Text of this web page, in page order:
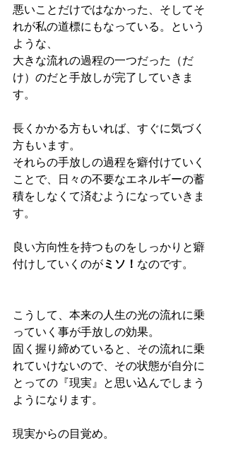
悪いことだけではなかった、そしてそ
れが私の道標にもなっている。という
ような、
大きな流れの過程の一つだった（だ
け）のだと手放しが完了していきま
す。
長くかかる方もいれば、すぐに気づく
方もいます。
それらの手放しの過程を癖付けていく
ことで、日々の不要なエネルギーの蓄
積をしなくて済むようになっていきま
す。
良い方向性を持つものをしっかりと癖
付けしていくのがミソ！ なのです。
こうして、本来の人生の光の流れに乗
っていく事が手放しの効果。
固く握り締めていると、その流れに乗
れていけないので、その状態が自分に
とっての『現実』と思い込んでしまう
ようになります。
現実からの目覚め。